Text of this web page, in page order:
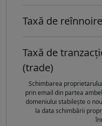
Taxă de reînnoire
Taxă de
(trade)
Schimbarea
prin email din partea
domeniului stabilește o
la data schimbării